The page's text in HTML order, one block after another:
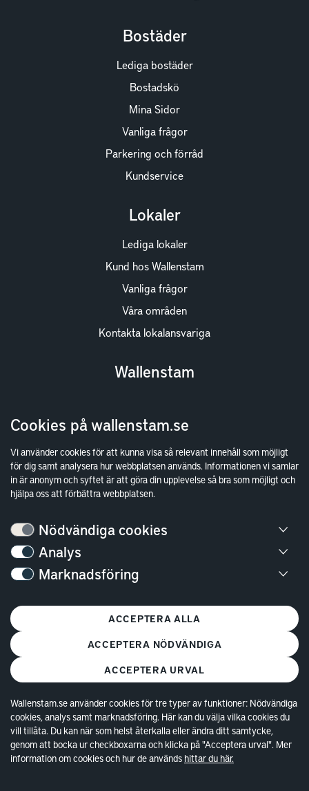
Cookies på wallenstam.se
Vi använder cookies för att kunna visa så relevant innehåll som möjligt
för dig samt analysera hur webbplatsen används. Informationen vi samlar
in är anonym och syftet är att göra din upplevelse så bra som möjligt och
hjälpa oss att förbättra webbplatsen.
Nödvändiga cookies
Analys
Marknadsföring
ACCEPTERA ALLA
ACCEPTERA NÖDVÄNDIGA
ACCEPTERA URVAL
Wallenstam.se använder cookies för tre typer av funktioner: Nödvändiga
cookies, analys samt marknadsföring. Här kan du välja vilka cookies du
vill tillåta. Du kan när som helst återkalla eller ändra ditt samtycke,
genom att bocka ur checkboxarna och klicka på "Acceptera urval". Mer
information om cookies och hur de används hittar du här.
Bostäder
Lediga bostäder
Bostadskö
Mina Sidor
Vanliga frågor
Parkering och förråd
Kundservice
Lokaler
Lediga lokaler
Kund hos Wallenstam
Vanliga frågor
Våra områden
Kontakta lokalansvariga
Wallenstam
Finansiella rapporter
Sök fakturamottagare
Våra fastigheter
Hållbarhet
Kundservice
Stockholm
© Copyright 2026 Wallenstam AB (publ)
Cookies
Behandling av personuppgifter
In english